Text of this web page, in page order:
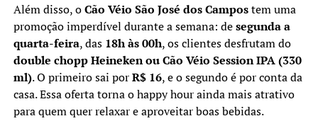
Além disso, oCão Véio São José dos Campostem uma
promoção imperdível durante a semana: desegunda a
quarta-feira, das 18h às 00h, os clientes desfrutam do
double chopp Heineken ou Cão Véio Session IPA (330
ml). O primeiro sai porR$ 16, e o segundo é por conta da
casa. Essa oferta torna o happy hour ainda mais atrativo
para quem quer relaxar e aproveitar boas bebidas.